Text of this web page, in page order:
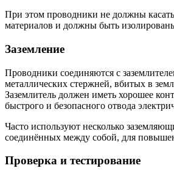
При этом проводники не должны
материалов и должны быть
Заземление
Проводники соединяются с
металлических стержней, вбитых в
Заземлитель должен иметь хорошее
быстрого и безопасного отвода
Часто используют несколько
соединённых между собой, для
Проверка и тестирование